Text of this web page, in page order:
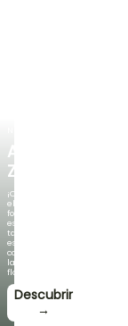
AGAPANTHUS
ZAMBEZI
¡Cuando
el
follaje
es
tan
espectacular
como
la
floración!
Descubrir
→